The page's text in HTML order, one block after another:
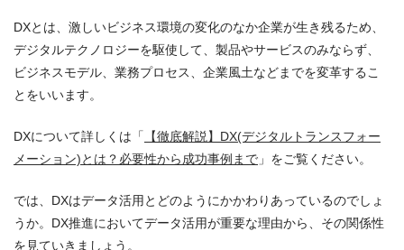
DXとは、激しいビジネス環境の変化のなか企業が生き残るため、
デジタルテクノロジーを駆使して、製品やサービスのみならず、
ビジネスモデル、業務プロセス、企業風土などまでを変革するこ
とをいいます。
DXについて詳しくは「
【徹底解説】DX(デジタルトランスフォー
メーション)とは？必要性から成功事例まで 」をご覧ください。
では、DXはデータ活用とどのようにかかわりあっているのでしょ
うか。DX推進においてデータ活用が重要な理由から、その関係性
を見ていきましょう。